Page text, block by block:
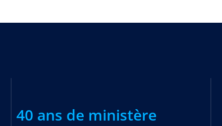
40 ans de ministère